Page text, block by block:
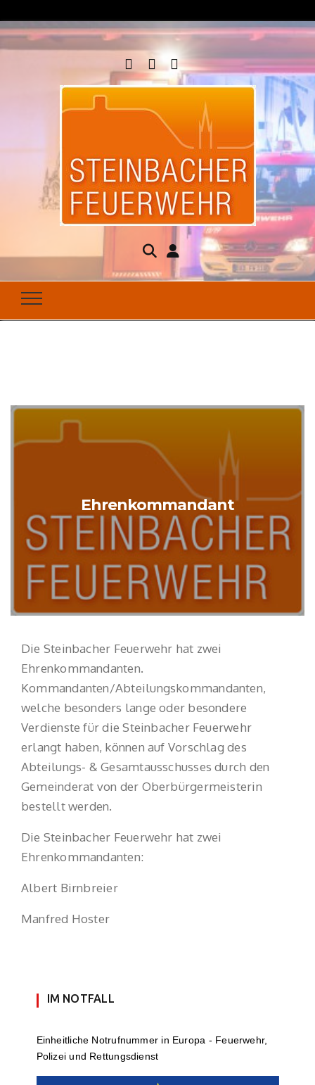
Steinbacher
Feuerwehr
Seit 1877 für Ihren Brandschutz da
Ehrenkommandant
Die Steinbacher Feuerwehr hat zwei
Ehrenkommandanten.
Kommandanten/Abteilungskommandanten,
welche besonders lange oder besondere
Verdienste für die Steinbacher Feuerwehr
erlangt haben, können auf Vorschlag des
Abteilungs- & Gesamtausschusses durch den
Gemeinderat von der Oberbürgermeisterin
bestellt werden.
Die Steinbacher Feuerwehr hat zwei
Ehrenkommandanten:
Albert Birnbreier
Manfred Hoster
IM NOTFALL
Einheit­li­che Notruf­num­mer in Europa - Feuerwehr,
Polizei und Rettungs­dienst